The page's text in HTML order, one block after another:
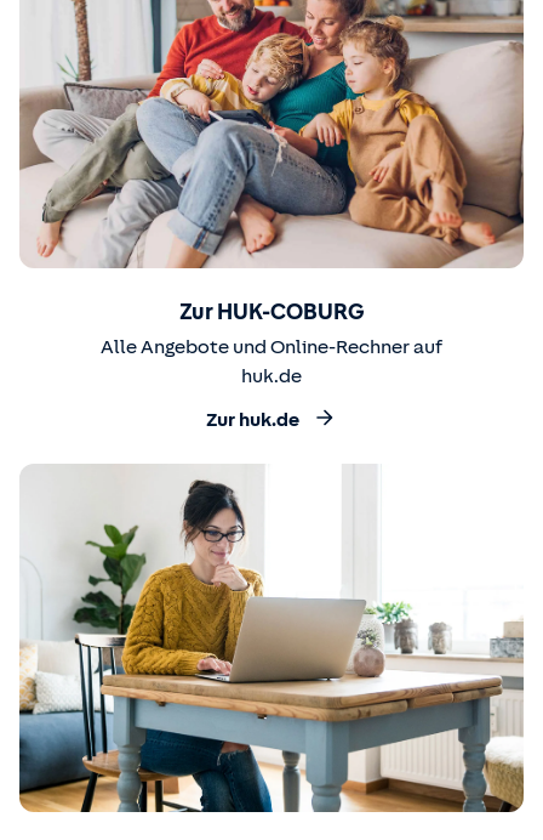
Zur HUK-COBURG
Alle Angebote und Online-Rechner auf
huk.de
Zur huk.de